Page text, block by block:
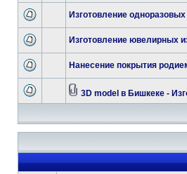
Изготовление
Изготовление ювелирных
Нанесение покрытия
3D model в Бишкеке -